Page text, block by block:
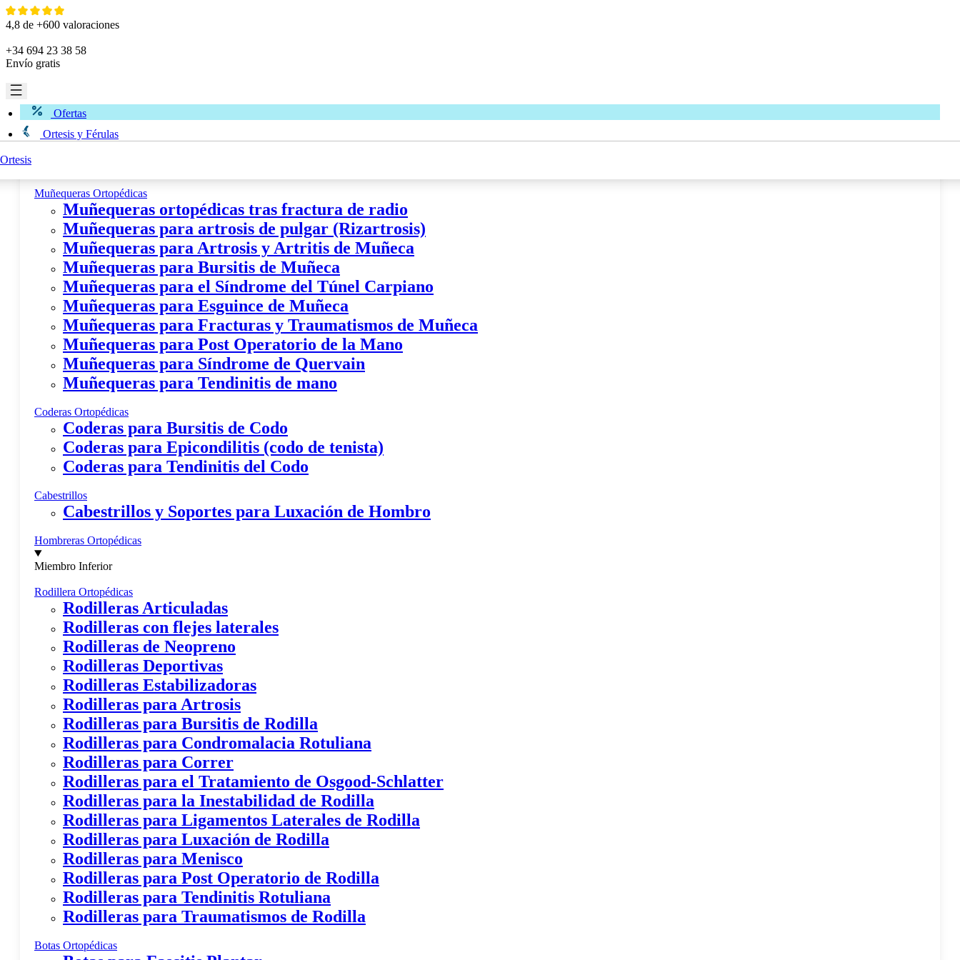
Ir
al
4,8 de +600 valoraciones
+34 694 23 38 58
Envío gratis
Ofertas
Ortesis y Férulas
Ortesis
Muñequeras Ortopédicas
Muñequeras ortopédicas tras fractura de radio
Muñequeras para artrosis de pulgar (Rizartrosis)
Muñequeras para Artrosis y Artritis de Muñeca
Muñequeras para Bursitis de Muñeca
Muñequeras para el Síndrome del Túnel Carpiano
Muñequeras para Esguince de Muñeca
Muñequeras para Fracturas y Traumatismos de Muñeca
Muñequeras para Post Operatorio de la Mano
Muñequeras para Síndrome de Quervain
Muñequeras para Tendinitis de mano
Coderas Ortopédicas
Coderas para Bursitis de Codo
Coderas para Epicondilitis (codo de tenista)
Coderas para Tendinitis del Codo
Cabestrillos
Cabestrillos y Soportes para Luxación de Hombro
Hombreras Ortopédicas
Miembro Inferior
Rodillera Ortopédicas
Rodilleras Articuladas
Rodilleras con flejes laterales
Rodilleras de Neopreno
Rodilleras Deportivas
Rodilleras Estabilizadoras
Rodilleras para Artrosis
Rodilleras para Bursitis de Rodilla
Rodilleras para Condromalacia Rotuliana
Rodilleras para Correr
Rodilleras para el Tratamiento de Osgood-Schlatter
Rodilleras para la Inestabilidad de Rodilla
Rodilleras para Ligamentos Laterales de Rodilla
Rodilleras para Luxación de Rodilla
Rodilleras para Menisco
Rodilleras para Post Operatorio de Rodilla
Rodilleras para Tendinitis Rotuliana
Rodilleras para Traumatismos de Rodilla
Botas Ortopédicas